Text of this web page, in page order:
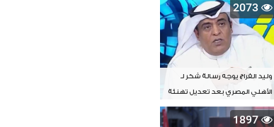
2073
وليد الفراج يوجه رسالة شكر لـ
الأهلي المصري بعد تعديل تهنئة
بطل آسيا
1897